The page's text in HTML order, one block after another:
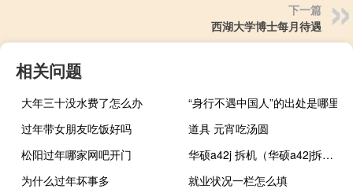
下一篇
西湖大学博士每月待遇
相关问题
大年三十没水费了怎么办
“身行不遇中国人”的出处是哪里
过年带女朋友吃饭好吗
道具 元宵吃汤圆
松阳过年哪家网吧开门
华硕a42j 拆机（华硕a42j拆机）
为什么过年坏事多
就业状况一栏怎么填